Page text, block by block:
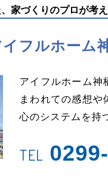
家づくりのプロが考
イフルホーム
アイフルホーム神
まわれての感想
心のシステムを持
TEL